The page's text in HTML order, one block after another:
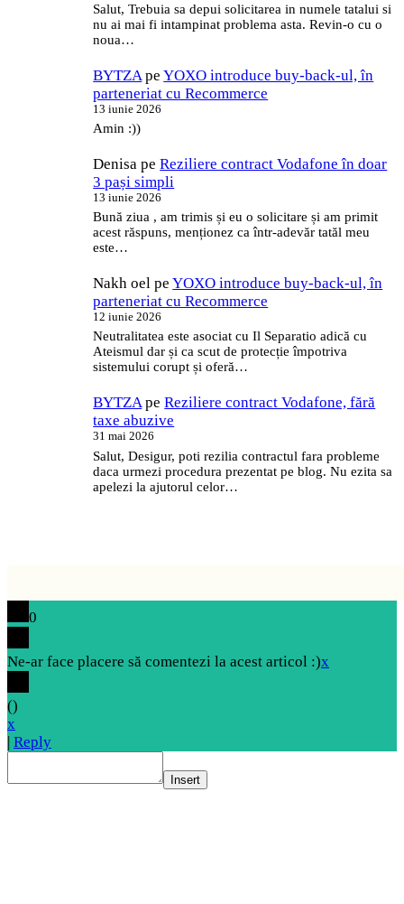
Salut, Trebuia sa depui solicitarea in numele tatalui si
nu ai mai fi intampinat problema asta. Revin-o cu o
noua…
BYTZA peYOXO introduce buy-back-ul, în
parteneriat cu Recommerce
13 iunie 2026
Amin :))
Denisa peReziliere contract Vodafone în doar
3 pași simpli
13 iunie 2026
Bună ziua , am trimis și eu o solicitare și am primit
acest răspuns, menționez ca într-adevăr tatăl meu
este…
Nakh oel peYOXO introduce buy-back-ul, în
parteneriat cu Recommerce
12 iunie 2026
Neutralitatea este asociat cu Il Separatio adică cu
Ateismul dar și ca scut de protecție împotriva
sistemului corupt și oferă…
BYTZApeReziliere contract Vodafone, fără
taxe abuzive
31 mai 2026
Salut, Desigur, poti rezilia contractul fara probleme
daca urmezi procedura prezentat pe blog. Nu ezita sa
apelezi la ajutorul celor…
0
Ne-ar face placere să comentezi la acest articol :)x
()
x
Reply
Insert